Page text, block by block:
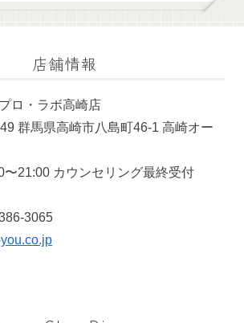
店舗情報
ロ・ラボ高崎店
群馬県高崎市八島町46-1 高崎オー
〜21:00 カウンセリング最終受付
3065